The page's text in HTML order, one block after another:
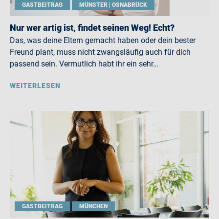
GASTBEITRAG MÜNSTER | OSNABRÜCK
Nur wer artig ist, findet seinen Weg! Echt?
Das, was deine Eltern gemacht haben oder dein bester
Freund plant, muss nicht zwangsläufig auch für dich
passend sein. Vermutlich habt ihr ein sehr…
WEITERLESEN
GASTBEITRAG MÜNCHEN